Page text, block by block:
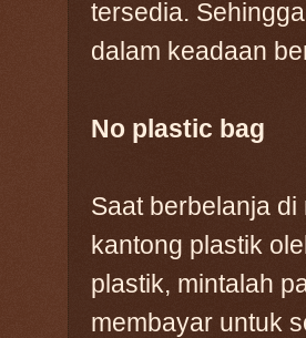
tersedia.
dalam keadaan
No plastic bag
Saat berbelanja
kantong plastik
plastik, mintalah
membayar untuk